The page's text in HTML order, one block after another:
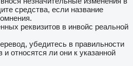
средства, если название
реквизитов в инвойс реальной
убедитесь в правильности
и относятся ли они к указанной